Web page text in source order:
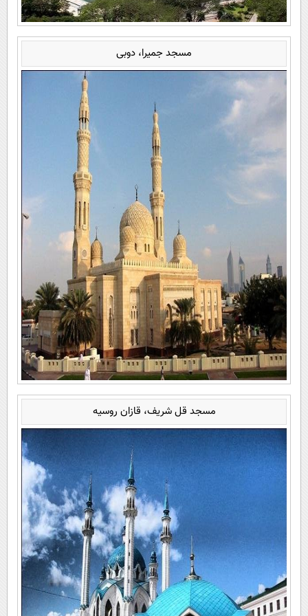
مسجد جمیرا، دوبی
مسجد قل شریف، قازان روسیه